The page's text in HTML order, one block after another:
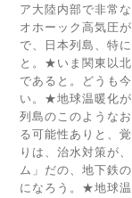
ア大陸内部で非常
オホーック高気圧
で、日本列島、特
と。★いま関東以
であると。どうも
い。★地球温暖化
列島のこのような
る可能性ありと、
りは、治水対策が
ム」だの、地下鉄
になろう。★地球